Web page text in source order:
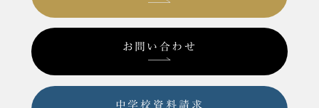
お問い合わせ
中学校資料請求